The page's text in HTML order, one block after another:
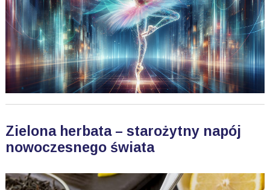
Zielona herbata – starożytny napój
nowoczesnego świata